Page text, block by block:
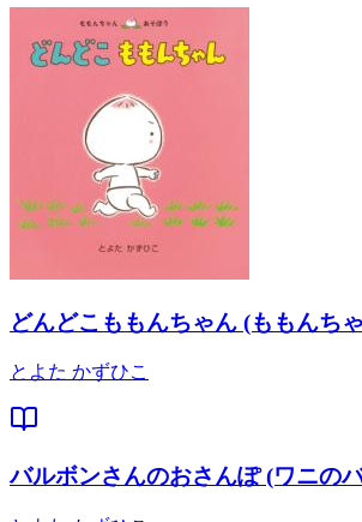
どんどこももんちゃん (ももんち
とよた かずひこ
バルボンさんのおさんぽ (ワニの